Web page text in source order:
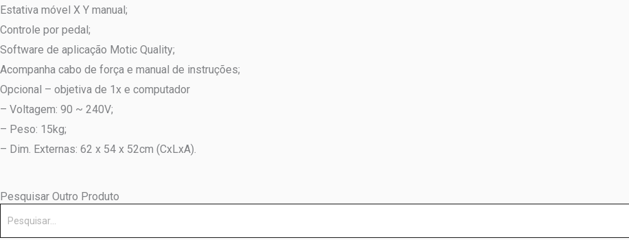
Estativa móvel X Y manual;
Controle por pedal;
Software de aplicação Motic Quality;
Acompanha cabo de força e manual de instruções;
Opcional – objetiva de 1x e computador
– Voltagem: 90 ~ 240V;
– Peso: 15kg;
– Dim. Externas: 62 x 54 x 52cm (CxLxA).
Pesquisar Outro Produto